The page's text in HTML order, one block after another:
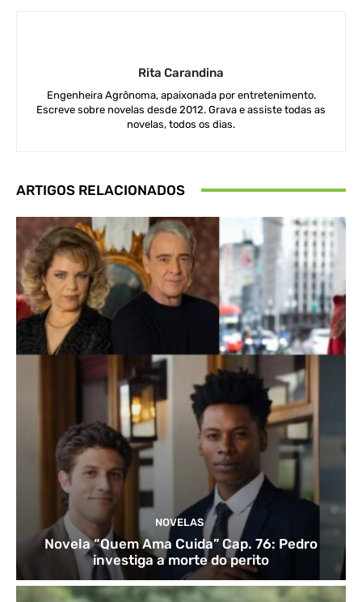
Rita Carandina
Engenheira Agrônoma, apaixonada por entretenimento.
Escreve sobre novelas desde 2012. Grava e assiste todas as
novelas, todos os dias.
ARTIGOS RELACIONADOS
NOVELAS
Novela “Quem Ama Cuida” Cap. 76: Pedro
investiga a morte do perito